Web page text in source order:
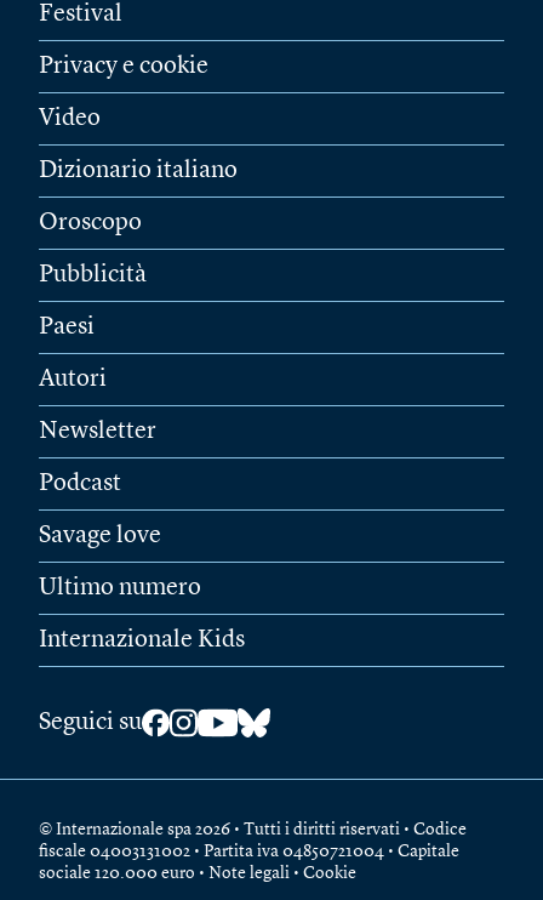
Festival
Privacy e cookie
Video
Dizionario italiano
Oroscopo
Pubblicità
Paesi
Autori
Newsletter
Podcast
Savage love
Ultimo numero
Internazionale Kids
Seguici su
© Internazionale spa 2026 • Tutti i diritti riservati • Codice
fiscale 04003131002 • Partita iva 04850721004 • Capitale
sociale 120.000 euro • Note legali • Cookie